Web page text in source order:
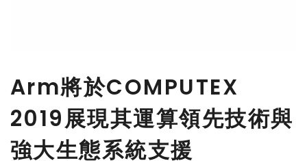
Arm將於COMPUTEX
2019展現其運算領先技術與
強大生態系統支援